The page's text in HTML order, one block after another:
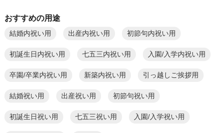
おすすめの用途
結婚内祝い用 出産内祝い用 初節句内祝い用
初誕生日内祝い用 七五三内祝い用 入園/入学内祝い用
卒園/卒業内祝い用 新築内祝い用 引っ越しご挨拶用
結婚祝い用 出産祝い用 初節句祝い用
初誕生日祝い用 七五三祝い用 入園/入学祝い用